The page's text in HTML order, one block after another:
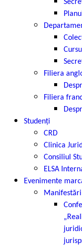
Filiera
Filiera
Studenți
CRD
Clinica
Consiliul
ELSA
Evenimente